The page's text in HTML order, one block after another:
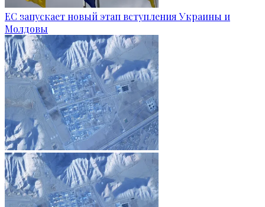
ЕС запускает новый этап вступления Украины и
Молдовы